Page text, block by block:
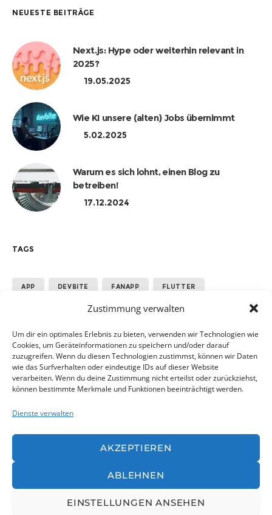
Zustimmung verwalten
Um dir ein optimales Erlebnis zu bieten, verwenden wir Technologien wie
Cookies, um Geräteinformationen zu speichern und/oder darauf
zuzugreifen. Wenn du diesen Technologien zustimmst, können wir Daten
wie das Surfverhalten oder eindeutige IDs auf dieser Website
verarbeiten. Wenn du deine Zustimmung nicht erteilst oder zurückziehst,
können bestimmte Merkmale und Funktionen beeinträchtigt werden.
Dienste verwalten
AKZEPTIEREN
ABLEHNEN
EINSTELLUNGEN ANSEHEN
NEUESTE BEITRÄGE
Next.js: Hype oder weiterhin relevant in
2025?
19.05.2025
Wie KI unsere (alten) Jobs übernimmt
5.02.2025
Warum es sich lohnt, einen Blog zu
betreiben!
17.12.2024
TAGS
APP DEVBITE FANAPP FLUTTER
MANNSCHAFT PERFORMANCE
SPORT TEAM
ALLE ANZEIGEN
© devbite |AGB|Datenschutz|Impressum|Cookie-Richtlie